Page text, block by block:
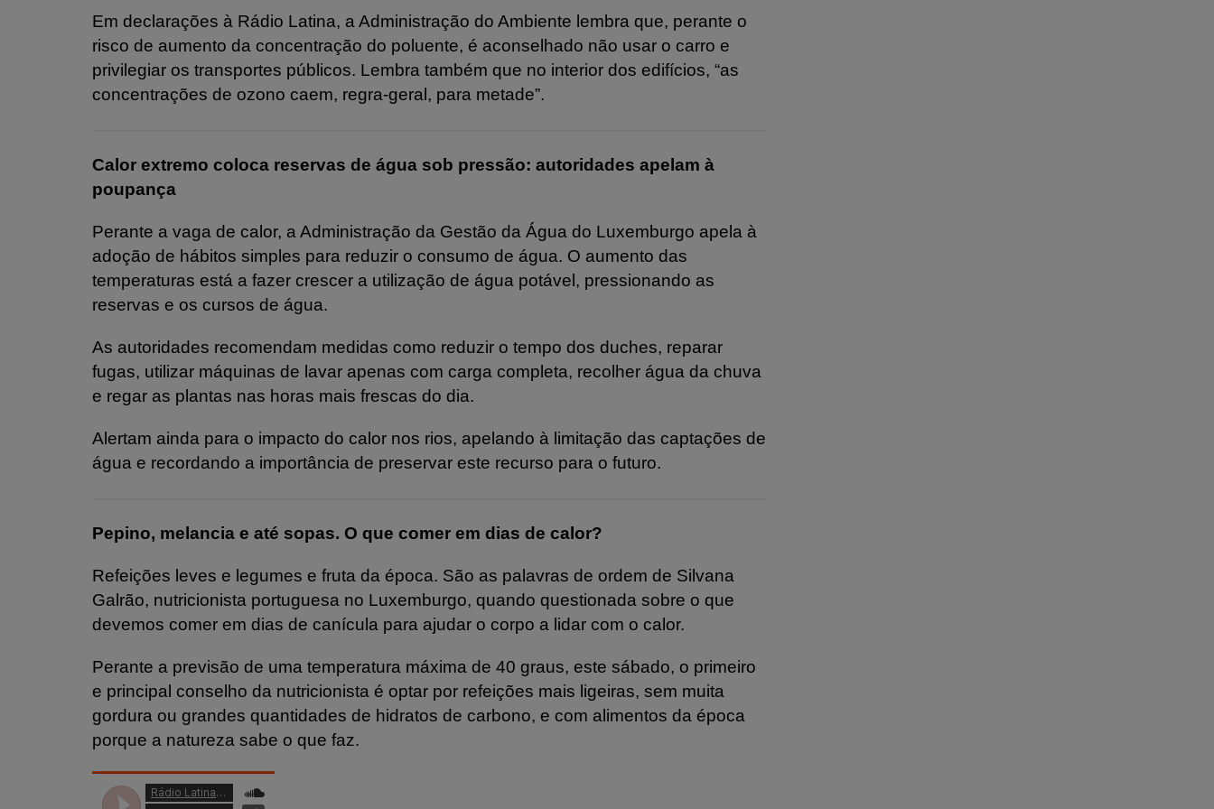
Em declarações à Rádio Latina, a Administração do Ambiente lembra que, perante o
risco de aumento da concentração do poluente, é aconselhado não usar o carro e
privilegiar os transportes públicos. Lembra também que no interior dos edifícios, “as
concentrações de ozono caem, regra-geral, para metade”.
Calor extremo coloca reservas de água sob pressão: autoridades apelam à
poupança
Perante a vaga de calor, a Administração da Gestão da Água do Luxemburgo apela à
adoção de hábitos simples para reduzir o consumo de água. O aumento das
temperaturas está a fazer crescer a utilização de água potável, pressionando as
reservas e os cursos de água.
As autoridades recomendam medidas como reduzir o tempo dos duches, reparar
fugas, utilizar máquinas de lavar apenas com carga completa, recolher água da chuva
e regar as plantas nas horas mais frescas do dia.
Alertam ainda para o impacto do calor nos rios, apelando à limitação das captações de
água e recordando a importância de preservar este recurso para o futuro.
Pepino, melancia e até sopas. O que comer em dias de calor?
Refeições leves e legumes e fruta da época. São as palavras de ordem de Silvana
Galrão, nutricionista portuguesa no Luxemburgo, quando questionada sobre o que
devemos comer em dias de canícula para ajudar o corpo a lidar com o calor.
Perante a previsão de uma temperatura máxima de 40 graus, este sábado, o primeiro
e principal conselho da nutricionista é optar por refeições mais ligeiras, sem muita
gordura ou grandes quantidades de hidratos de carbono, e com alimentos da época
porque a natureza sabe o que faz.